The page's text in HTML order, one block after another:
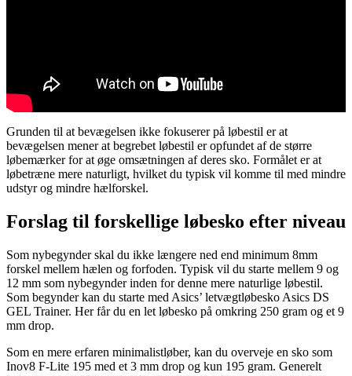
Grunden til at bevægelsen ikke fokuserer på løbestil er at
bevægelsen mener at begrebet løbestil er opfundet af de større
løbemærker for at øge omsætningen af deres sko. Formålet er at
løbetræne mere naturligt, hvilket du typisk vil komme til med mindre
udstyr og mindre hælforskel.
Forslag til forskellige løbesko efter niveau
Som nybegynder skal du ikke længere ned end minimum 8mm
forskel mellem hælen og forfoden. Typisk vil du starte mellem 9 og
12 mm som nybegynder inden for denne mere naturlige løbestil.
Som begynder kan du starte med Asics’ letvægtløbesko Asics DS
GEL Trainer. Her får du en let løbesko på omkring 250 gram og et 9
mm drop.
Som en mere erfaren minimalistløber, kan du overveje en sko som
Inov8 F-Lite 195 med et 3 mm drop og kun 195 gram. Generelt